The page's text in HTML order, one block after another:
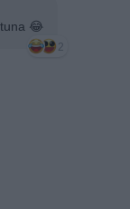
😂
2